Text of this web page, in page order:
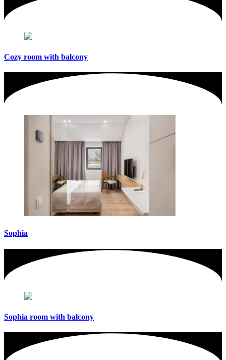
Cozy room with balcony
Sophia
Sophia room with balcony